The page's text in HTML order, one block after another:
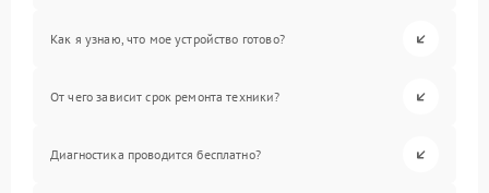
Как я узнаю, что мое устройство готово?
От чего зависит срок ремонта техники?
Диагностика проводится бесплатно?